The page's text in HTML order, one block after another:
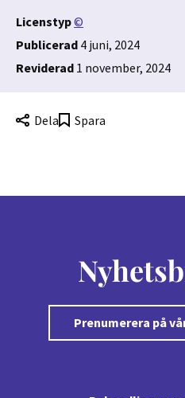
Licenstyp©
Publicerad 4 juni, 2024
Reviderad 1 november, 2024
Dela Spara
Prenumerera på